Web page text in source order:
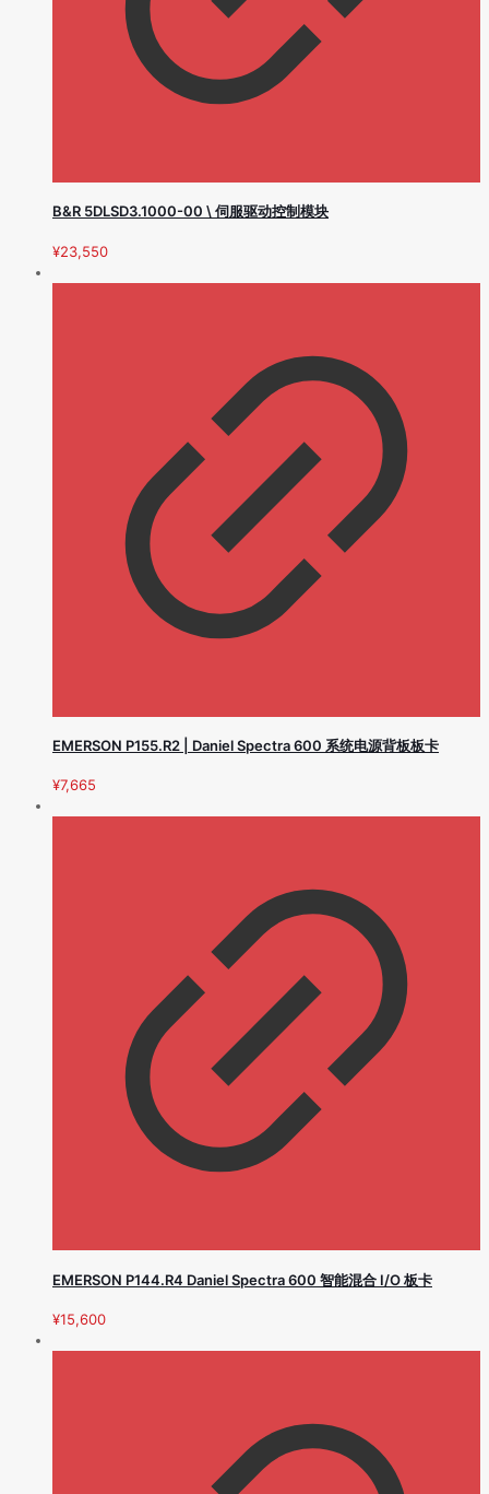
B&R 5DLSD3.1000-00 \ 伺服驱动控制模块
¥23,550
EMERSON P155.R2 | Daniel Spectra 600 系统电源背板板卡
¥7,665
EMERSON P144.R4 Daniel Spectra 600 智能混合 I/O 板卡
¥15,600